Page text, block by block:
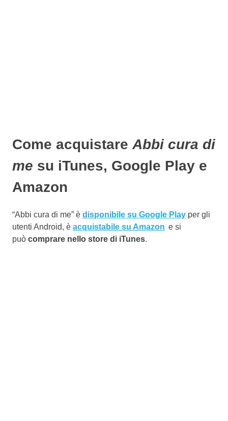
Come acquistareAbbi cura di
me su iTunes, Google Play e
Amazon
“Abbi cura di me” è disponibile su Google Play per gli
utenti Android, è acquistabile su Amazon e si
può comprare nello store di iTunes.